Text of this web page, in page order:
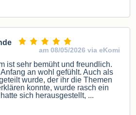
am 08/05/2026 via eKomi
ist sehr bemüht und freundlich.
an wohl gefühlt. Auch als
wurde, der ihr die Themen
konnte, wurde rasch ein
sich herausgestellt, ...